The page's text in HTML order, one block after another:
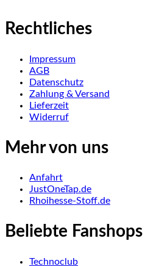
Rechtliches
Impressum
AGB
Datenschutz
Zahlung & Versand
Lieferzeit
Widerruf
Mehr von uns
Anfahrt
JustOneTap.de
Rhoihesse-Stoff.de
Beliebte Fanshops
Technoclub